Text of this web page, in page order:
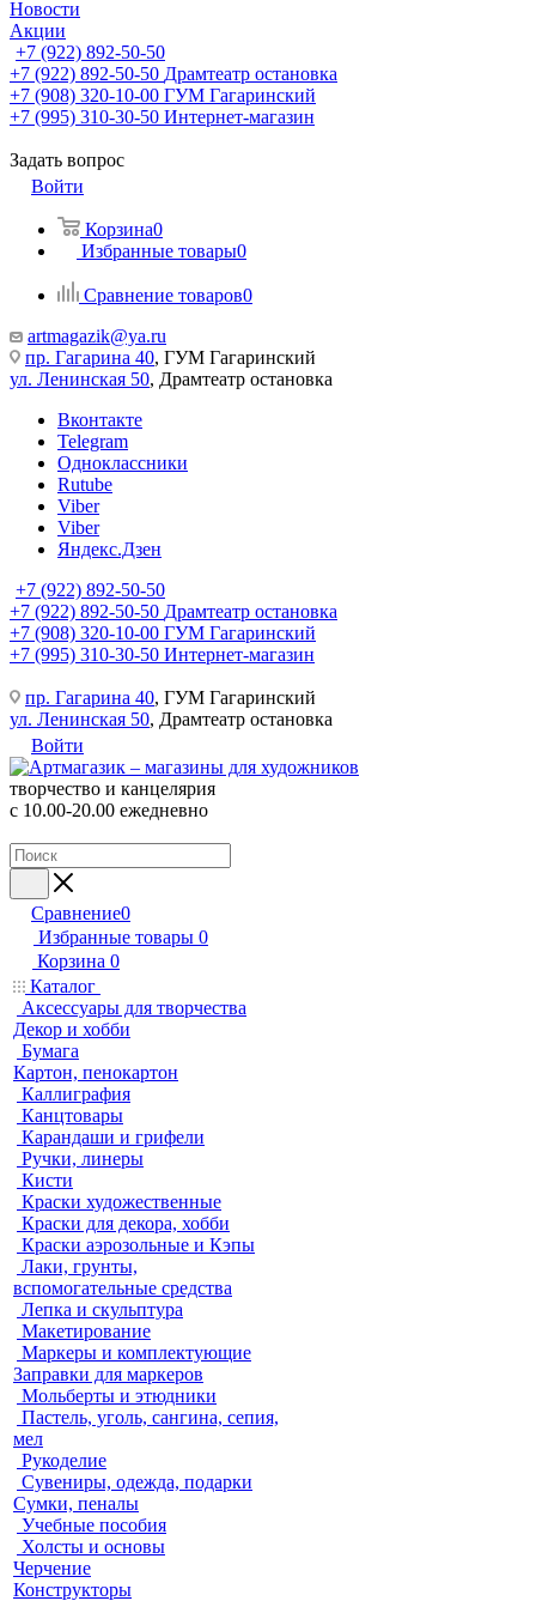
Новости
Акции
+7 (922) 892-50-50
+7 (922) 892-50-50 Драмтеатр остановка
+7 (908) 320-10-00 ГУМ Гагаринский
+7 (995) 310-30-50 Интернет-магазин
Задать вопрос
Войти
Корзина0
Избранные товары0
Сравнение товаров0
artmagazik@ya.ru
пр. Гагарина 40, ГУМ Гагаринский
ул. Ленинская 50, Драмтеатр остановка
Вконтакте
Telegram
Одноклассники
Rutube
Viber
Viber
Яндекс.Дзен
+7 (922) 892-50-50
+7 (922) 892-50-50 Драмтеатр остановка
+7 (908) 320-10-00 ГУМ Гагаринский
+7 (995) 310-30-50 Интернет-магазин
пр. Гагарина 40, ГУМ Гагаринский
ул. Ленинская 50, Драмтеатр остановка
Войти
творчество и канцелярия
с 10.00-20.00 ежедневно
Сравнение0
Избранные товары 0
Корзина 0
Каталог
Аксессуары для творчества
Декор и хобби
Бумага
Картон, пенокартон
Каллиграфия
Канцтовары
Карандаши и грифели
Ручки, линеры
Кисти
Краски художественные
Краски для декора, хобби
Краски аэрозольные и Кэпы
Лаки, грунты,
вспомогательные средства
Лепка и скульптура
Макетирование
Маркеры и комплектующие
Заправки для маркеров
Мольберты и этюдники
Пастель, уголь, сангина, сепия,
мел
Рукоделие
Сувениры, одежда, подарки
Сумки, пеналы
Учебные пособия
Холсты и основы
Черчение
Конструкторы